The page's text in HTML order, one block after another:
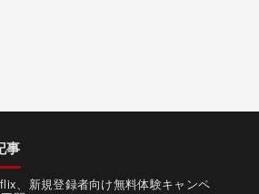
事
、新規登録者向け無料体験キャンペ